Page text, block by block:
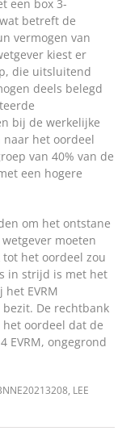
een box 3-
betreft de
vermogen van
kiest er
die uitsluitend
deels belegd
bij de werkelijke
het oordeel
van 40% van de
een hogere
om het ontstane
moeten
het oordeel zou
in strijd is met het
EVRM
De rechtbank
oordeel dat de
EVRM, ongegrond
LEE